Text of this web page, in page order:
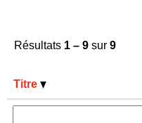
Résultats 1 – 9 sur 9
Titre